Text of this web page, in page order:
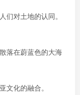
们对土地的认同。
落在蔚蓝色的大海
文化的融合。